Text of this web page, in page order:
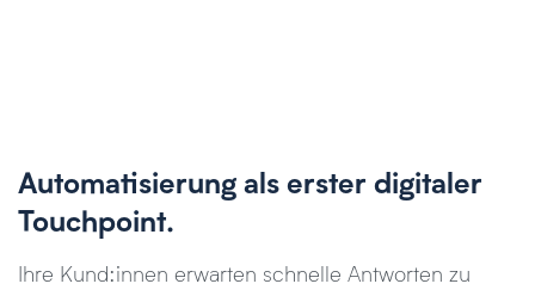
Automatisierung als erster digitaler
Touchpoint.
Ihre Kund:innen erwarten schnelle Antworten zu